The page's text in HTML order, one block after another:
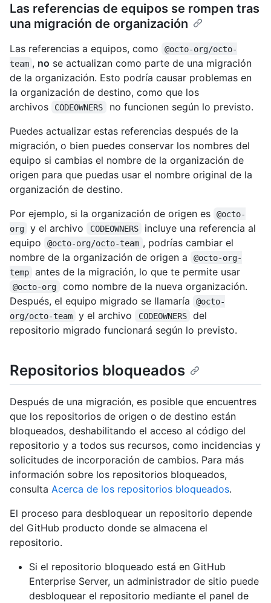
Las referencias de equipos se rompen tras
una migración de organización
Las referencias a equipos, como
@octo-org/octo-
team , no se actualizan como parte de una migración
de la organización. Esto podría causar problemas en
la organización de destino, como que los
archivos
CODEOWNERS
no funcionen según lo previsto.
Puedes actualizar estas referencias después de la
migración, o bien puedes conservar los nombres del
equipo si cambias el nombre de la organización de
origen para que puedas usar el nombre original de la
organización de destino.
Por ejemplo, si la organización de origen es
@octo-
org
y el archivo CODEOWNERS
incluye una referencia al
equipo
@octo-org/octo-team , podrías cambiar el
nombre de la organización de origen a
@octo-org-
temp
antes de la migración, lo que te permite usar
@octo-org
como nombre de la nueva organización.
Después, el equipo migrado se llamaría
@octo-
org/octo-team
y el archivo CODEOWNERS
del
repositorio migrado funcionará según lo previsto.
Repositorios bloqueados
Después de una migración, es posible que encuentres
que los repositorios de origen o de destino están
bloqueados, deshabilitando el acceso al código del
repositorio y a todos sus recursos, como incidencias y
solicitudes de incorporación de cambios. Para más
información sobre los repositorios bloqueados,
consulta Acerca de los repositorios bloqueados.
El proceso para desbloquear un repositorio depende
del GitHub producto donde se almacena el
repositorio.
Si el repositorio bloqueado está en GitHub
Enterprise Server, un administrador de sitio puede
desbloquear el repositorio mediante el panel de